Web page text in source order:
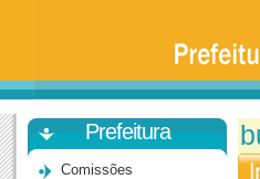
Universidade
São
Paulo
-
BauruPrefeitura
Comissões